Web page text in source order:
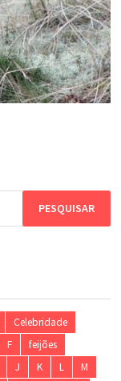
Celebridade
F
feijões
J K L
M